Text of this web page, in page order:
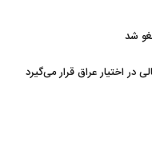
شد
در اختیار عراق قرار می‌گیرد